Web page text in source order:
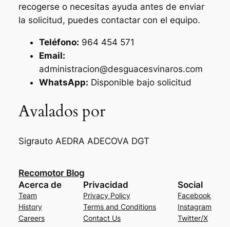
recogerse o necesitas ayuda antes de enviar
la solicitud, puedes contactar con el equipo.
Teléfono: 964 454 571
Email:
administracion@desguacesvinaros.com
WhatsApp: Disponible bajo solicitud
Avalados por
Sigrauto AEDRA ADECOVA DGT
Recomotor Blog
Acerca de
Team
History
Careers
Privacidad
Privacy Policy
Terms and Conditions
Contact Us
Social
Facebook
Instagram
Twitter/X